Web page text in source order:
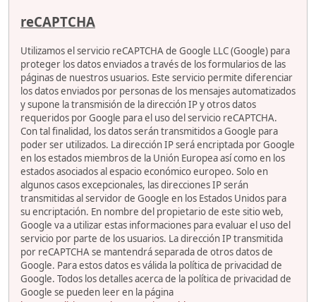
reCAPTCHA
Utilizamos el servicio reCAPTCHA de Google LLC (Google) para
proteger los datos enviados a través de los formularios de las
páginas de nuestros usuarios. Este servicio permite diferenciar
los datos enviados por personas de los mensajes automatizados
y supone la transmisión de la dirección IP y otros datos
requeridos por Google para el uso del servicio reCAPTCHA.
Con tal finalidad, los datos serán transmitidos a Google para
poder ser utilizados. La dirección IP será encriptada por Google
en los estados miembros de la Unión Europea así como en los
estados asociados al espacio económico europeo. Solo en
algunos casos excepcionales, las direcciones IP serán
transmitidas al servidor de Google en los Estados Unidos para
su encriptación. En nombre del propietario de este sitio web,
Google va a utilizar estas informaciones para evaluar el uso del
servicio por parte de los usuarios. La dirección IP transmitida
por reCAPTCHA se mantendrá separada de otros datos de
Google. Para estos datos es válida la política de privacidad de
Google. Todos los detalles acerca de la política de privacidad de
Google se pueden leer en la página